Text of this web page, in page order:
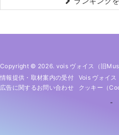
Copyright © 2026. vois ヴォイス（旧
情報提供・取材案内の受付
Vois ヴォイ
広告に関するお問い合わせ
クッキー（
-